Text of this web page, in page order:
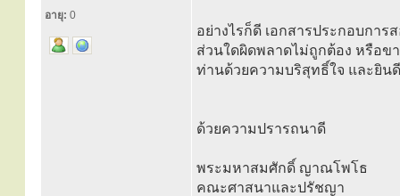
อายุ: 0
อย่างไรก็ดี เอกสารประกอบกา
ส่วนใดผิดพลาดไม่ถูกต้อง หรือ
ท่านด้วยความบริสุทธิ์ใจ และยิน
ด้วยความปรารถนาดี
พระมหาสมศักดิ์ ญาณโพโธ
คณะศาสนาและปรัชญา